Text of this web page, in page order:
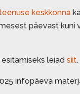
keskkonna
päevast kuni
esitamiseks leiadsiit.
infopäeva